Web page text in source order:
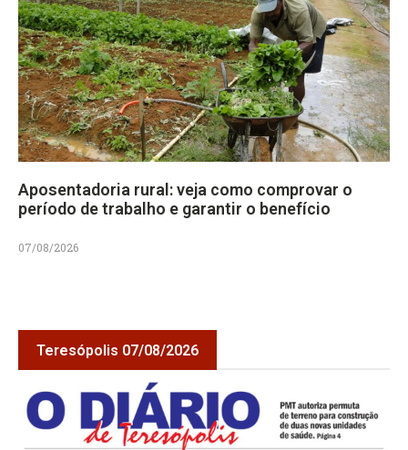
Aposentadoria rural: veja como comprovar o
período de trabalho e garantir o benefício
07/08/2026
Teresópolis 07/08/2026